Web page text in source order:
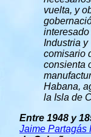
vuelta, y
Industria
comisario
consienta
Habana,
la Isla de
Entre 1948 y
Jaime Partagás